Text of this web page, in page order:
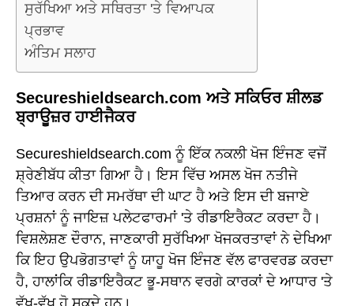
ਸੁਰੱਖਿਆ ਅਤੇ ਸਥਿਰਤਾ 'ਤੇ ਵਿਆਪਕ
ਪ੍ਰਭਾਵ
ਅੰਤਿਮ ਸਲਾਹ
Secureshieldsearch.com ਅਤੇ ਸਕਿਓਰ ਸ਼ੀਲਡ
ਬ੍ਰਾਊਜ਼ਰ ਹਾਈਜੈਕਰ
Secureshieldsearch.com ਨੂੰ ਇੱਕ ਨਕਲੀ ਖੋਜ ਇੰਜਣ ਵਜੋਂ
ਸ਼੍ਰੇਣੀਬੱਧ ਕੀਤਾ ਗਿਆ ਹੈ। ਇਸ ਵਿੱਚ ਅਸਲ ਖੋਜ ਨਤੀਜੇ
ਤਿਆਰ ਕਰਨ ਦੀ ਸਮਰੱਥਾ ਦੀ ਘਾਟ ਹੈ ਅਤੇ ਇਸ ਦੀ ਬਜਾਏ
ਪ੍ਰਸ਼ਨਾਂ ਨੂੰ ਜਾਇਜ਼ ਪਲੇਟਫਾਰਮਾਂ 'ਤੇ ਰੀਡਾਇਰੈਕਟ ਕਰਦਾ ਹੈ।
ਵਿਸ਼ਲੇਸ਼ਣ ਦੌਰਾਨ, ਜਾਣਕਾਰੀ ਸੁਰੱਖਿਆ ਖੋਜਕਰਤਾਵਾਂ ਨੇ ਦੇਖਿਆ
ਕਿ ਇਹ ਉਪਭੋਗਤਾਵਾਂ ਨੂੰ ਯਾਹੂ ਖੋਜ ਇੰਜਣ ਵੱਲ ਫਾਰਵਰਡ ਕਰਦਾ
ਹੈ, ਹਾਲਾਂਕਿ ਰੀਡਾਇਰੈਕਟ ਭੂ-ਸਥਾਨ ਵਰਗੇ ਕਾਰਕਾਂ ਦੇ ਆਧਾਰ 'ਤੇ
ਵੱਖ-ਵੱਖ ਹੋ ਸਕਦੇ ਹਨ।